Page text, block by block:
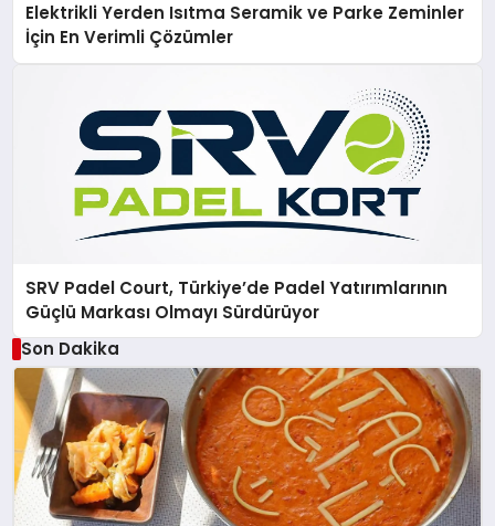
Elektrikli Yerden Isıtma Seramik ve Parke Zeminler
İçin En Verimli Çözümler
SRV Padel Court, Türkiye’de Padel Yatırımlarının
Güçlü Markası Olmayı Sürdürüyor
Son Dakika